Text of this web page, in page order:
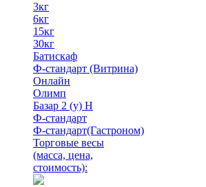
3кг
6кг
15кг
30кг
Батискаф
Ф-стандарт (Витрина)
Онлайн
Олимп
Базар 2 (у) Н
Ф-стандарт
Ф-стандарт(Гастроном)
Торговые весы
(масса, цена,
стоимость):